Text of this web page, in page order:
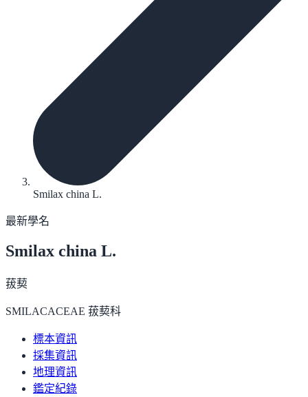
Smilax china L.
最新學名
Smilax china L.
菝葜
SMILACACEAE 菝葜科
標本資訊
採集資訊
地理資訊
鑑定紀錄